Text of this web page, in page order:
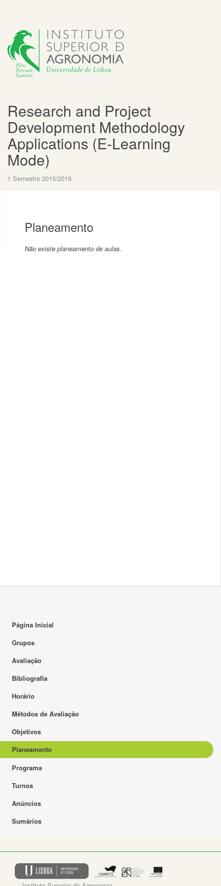
Research and Project
Development Methodology
Applications (E-Learning
Mode)
1 Semestre 2015/2016
Planeamento
Não existe planeamento de aulas.
Página Inicial
Grupos
Avaliação
Bibliografia
Horário
Métodos de Avaliação
Objetivos
Planeamento
Programa
Turnos
Anúncios
Sumários